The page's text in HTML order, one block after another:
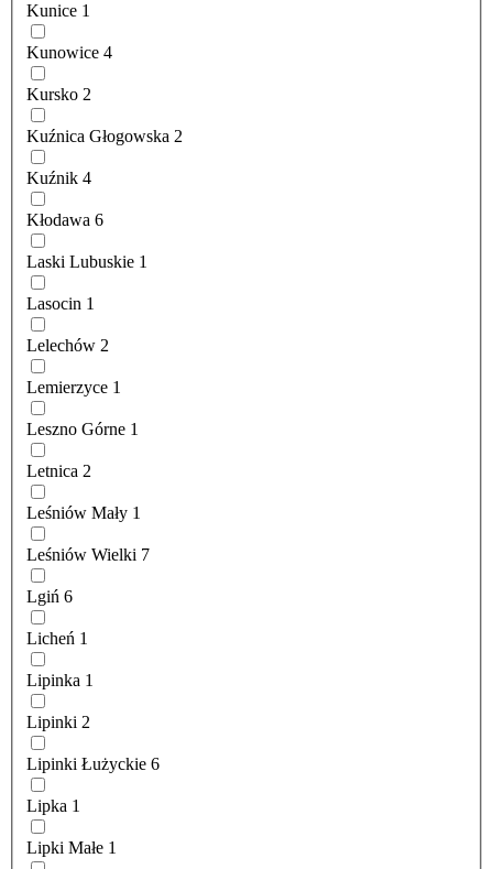
Kunice 1
Kunowice 4
Kursko 2
Kuźnica Głogowska 2
Kuźnik 4
Kłodawa 6
Laski Lubuskie 1
Lasocin 1
Lelechów 2
Lemierzyce 1
Leszno Górne 1
Letnica 2
Leśniów Mały 1
Leśniów Wielki 7
Lgiń 6
Licheń 1
Lipinka 1
Lipinki 2
Lipinki Łużyckie 6
Lipka 1
Lipki Małe 1